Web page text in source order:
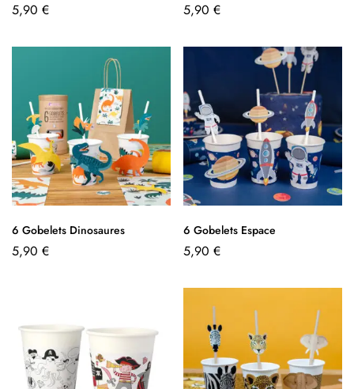
5,90 € 5,90 €
6 Gobelets Dinosaures
5,90 €
6 Gobelets Espace
5,90 €